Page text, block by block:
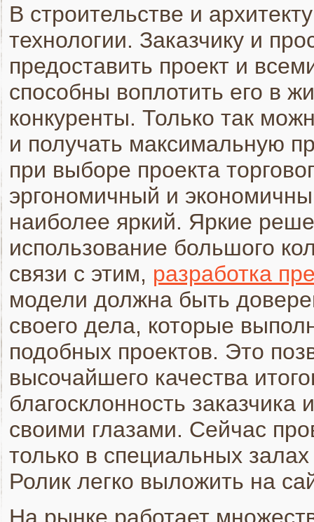
В строительстве и
технологии. Заказчику и
предоставить проект и
способны воплотить его в
конкуренты. Только так
и получать максимальную
при выборе проекта
эргономичный и
наиболее яркий. Яркие
использование большого
связи с этим, разработка
модели должна быть
своего дела, которые
подобных проектов. Это
высочайшего качества
благосклонность заказчика
своими глазами. Сейчас
только в специальных
Ролик легко выложить на